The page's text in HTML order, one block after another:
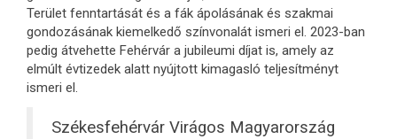
Terület fenntartását és a fák ápolásának és szakmai
gondozásának kiemelkedő színvonalát ismeri el. 2023-ban
pedig átvehette Fehérvár a jubileumi díjat is, amely az
elmúlt évtizedek alatt nyújtott kimagasló teljesítményt
ismeri el.
Székesfehérvár Virágos Magyarország